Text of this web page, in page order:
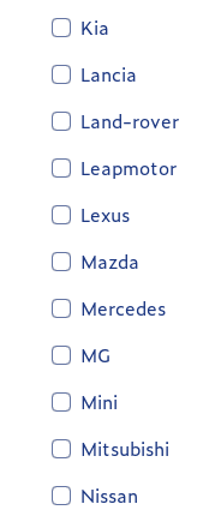
Kia
Lancia
Land-rover
Leapmotor
Lexus
Mazda
Mercedes
MG
Mini
Mitsubishi
Nissan